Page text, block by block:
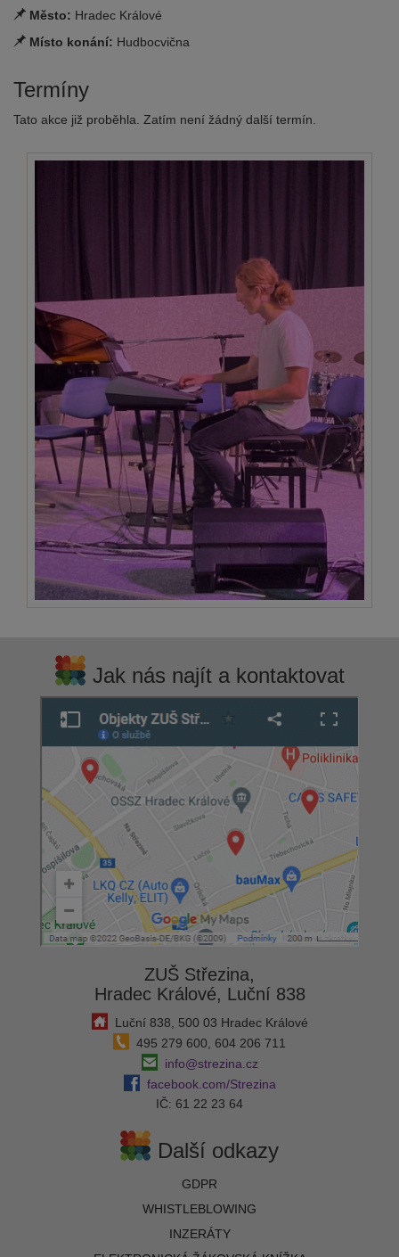
Město: Hradec Králové
Místo konání: Hudbocvična
Termíny
Tato akce již proběhla. Zatím není žádný další termín.
Jak nás najít a kontaktovat
ZUŠ Střezina,
Hradec Králové, Luční 838
Luční 838, 500 03 Hradec Králové
495 279 600, 604 206 711
info@strezina.cz
facebook.com/Strezina
IČ: 61 22 23 64
Další odkazy
GDPR
WHISTLEBLOWING
INZERÁTY